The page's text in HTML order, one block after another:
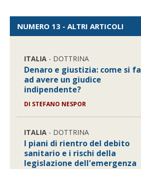
NUMERO 13 - ALTRI ARTICOLI
ITALIA - DOTTRINA
Denaro e giustizia: come si fa
ad avere un giudice
indipendente?
DI STEFANO NESPOR
ITALIA - DOTTRINA
I piani di rientro del debito
sanitario e i rischi della
legislazione dell'emergenza